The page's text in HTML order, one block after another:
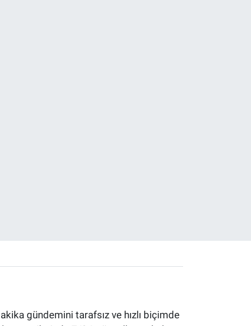
gündemini tarafsız ve hızlı biçimde